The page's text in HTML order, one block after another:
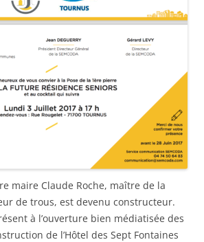
maire Claude Roche, maître de la
de trous, est devenu constructeur.
à l’ouverture bien médiatisée des
de l’Hôtel des Sept Fontaines